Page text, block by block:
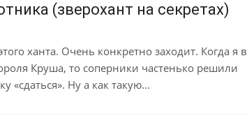
(зверохант на секретах)
ханта. Очень конкретно заходит. Когда я в
Круша, то соперники частенько решили
«сдаться». Ну а как такую...